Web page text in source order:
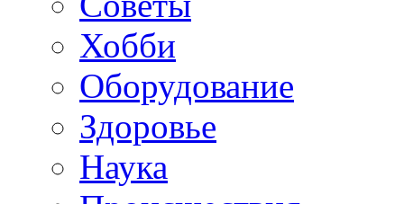
Хобби
Oборудование
Здоровье
Наука